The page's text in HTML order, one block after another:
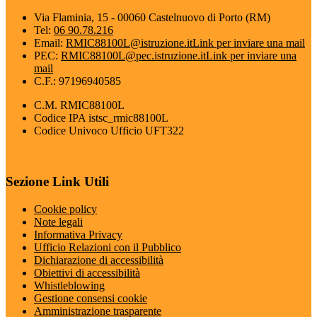
Via Flaminia, 15 - 00060 Castelnuovo di Porto (RM)
Tel: 06 90.78.216
Email: RMIC88100L@istruzione.itLink per inviare una mail
PEC: RMIC88100L@pec.istruzione.itLink per inviare una
mail
C.F.: 97196940585
C.M. RMIC88100L
Codice IPA istsc_rmic88100L
Codice Univoco Ufficio UFT322
Sezione Link Utili
Cookie policy
Note legali
Informativa Privacy
Ufficio Relazioni con il Pubblico
Dichiarazione di accessibilità
Obiettivi di accessibilità
Whistleblowing
Gestione consensi cookie
Amministrazione trasparente